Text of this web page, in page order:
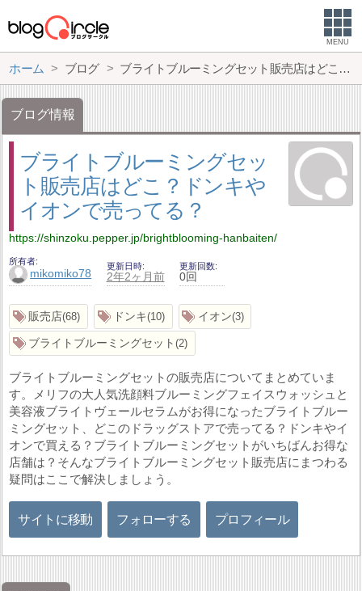
MENU
ホーム ブログ ブライトブルーミングセット販売店はどこ？ドンキやイオンで売ってる？
ブログ情報
ブライトブルーミングセッ
ト販売店はどこ？ドンキや
イオンで売ってる？
https://shinzoku.pepper.jp/brightblooming-hanbaiten/
所有者
mikomiko78
更新日時
2年2ヶ月前
更新回数
0回
販売店 68 ドンキ 10 イオン 3
ブライトブルーミングセット 2
ブライトブルーミングセットの販売店についてまとめていま
す。メリフの大人気洗顔料ブルーミングフェイスウォッシュと
美容液ブライトヴェールセラムがお得になったブライトブルー
ミングセット、どこのドラッグストアで売ってる？ドンキやイ
オンで買える？ブライトブルーミングセットがいちばんお得な
店舗は？そんなブライトブルーミングセット販売店にまつわる
疑問はここで解決しましょう。
サイトに移動 フォローする プロフィール